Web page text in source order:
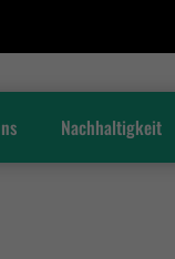
Nachhaltigkeit